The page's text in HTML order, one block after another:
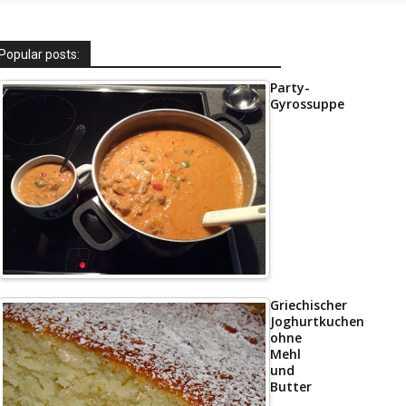
posts:
Party-
Gyrossuppe
Griechischer
Joghurtkuchen
ohne
Mehl
und
Butter